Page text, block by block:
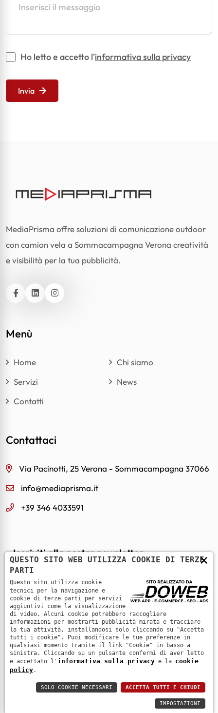
VuotoHo letto e accetto l'informativa sulla privacy
Invia
MediaPrisma offre soluzioni di comunicazione outdoor
con camion vela a Sommacampagna Verona creatività
e visibilità per la tua pubblicità.
Facebook
LinkedinInstagram
Menù
Home
Chi siamo
Servizi
News
Contatti
Contattaci
Via Pacinotti, 25 Verona - Sommacampagna 37066
info@mediaprisma.it
+39 346 4033591
Iscriviti alla nostra newsletter
Email *
Iscriviti
Vuoto newsletter
Ho letto e accetto l' informativa sulla privacy
Mediaprisma srl - P.IVA: 03935610232
×
QUESTO SITO WEB UTILIZZA COOKIE DI TERZE
PARTI
Questo sito utilizza cookie
tecnici per la navigazione e
cookie di terze parti per servizi
aggiuntivi come la visualizzazione
di video. Alcuni cookie potrebbero raccogliere
informazioni per mostrarti pubblicità mirata e tracciare
la tua attività, installandosi solo cliccando su "Accetta
tutti i cookie". Puoi modificare le tue preferenze in
qualsiasi momento tramite il link "Cookie" in basso a
sinistra. Cliccando su un pulsante confermi di aver letto
e accettato l' informativa sulla privacy e la cookie
policy.
ACCETTA TUTTI E CHIUDI
SOLO COOKIE NECESSARI
IMPOSTAZIONI